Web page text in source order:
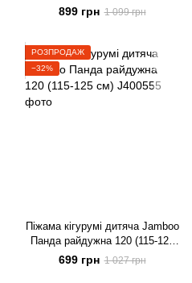
(115-125 см)
899 грн 1 099 грн
РОЗПРОДАЖ
−32%
Піжама кігурумі дитяча Jamboo
Панда райдужна 120 (115-125
см)
699 грн 1 027 грн